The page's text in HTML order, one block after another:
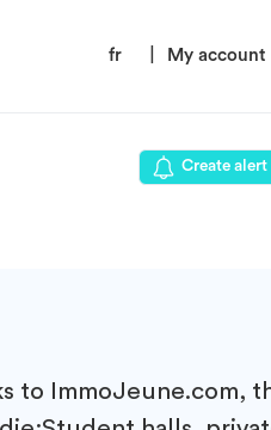
fr My account
Create alert
to ImmoJeune.com,